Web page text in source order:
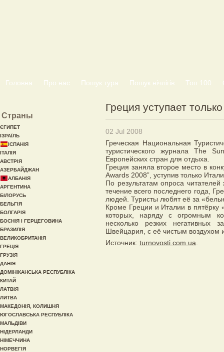
Головна Про нас Пошук тура Пошук нічлігів Топ 100
Греция уступает
02 Jul 2008
Греческая Национальная
туристического журнала The
Европейских стран для отдыха.
Греция заняла второе место в
Awards 2008”, уступив только
По результатам опроса
течение всего последнего года,
людей. Туристы любят её за
Кроме Греции и Италии в
которых, наряду с огромным
несколько резких негативных
Швейцария, с её чистым воздухом
Источник: turnovosti.com.ua
Страны
ЄГИПЕТ
ІЗРАЇЛЬ
ІСПАНІЯ
ІТАЛІЯ
АВСТРІЯ
АЗЕРБАЙДЖАН
АЛБАНІЯ
АРГЕНТИНА
БІЛОРУСЬ
БЕЛЬГІЯ
БОЛГАРІЯ
БОСНІЯ І ГЕРЦЕГОВИНА
БРАЗИЛІЯ
ВЕЛИКОБРИТАНІЯ
ГРЕЦІЯ
ГРУЗІЯ
ДАНІЯ
ДОМІНІКАНСЬКА РЕСПУБЛІКА
КИТАЙ
ЛАТВІЯ
ЛИТВА
МАКЕДОНІЯ, КОЛИШНЯ
ЮГОСЛАВСЬКА РЕСПУБЛІКА
МАЛЬДІВИ
НІДЕРЛАНДИ
НІМЕЧЧИНА
НОРВЕГІЯ